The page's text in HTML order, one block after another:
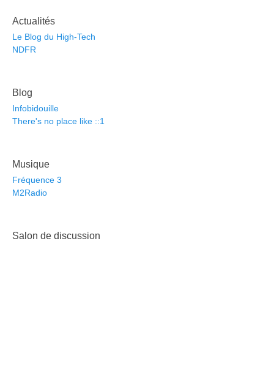
Actualités
Le Blog du High-Tech
NDFR
Blog
Infobidouille
There's no place like ::1
Musique
Fréquence 3
M2Radio
Salon de discussion